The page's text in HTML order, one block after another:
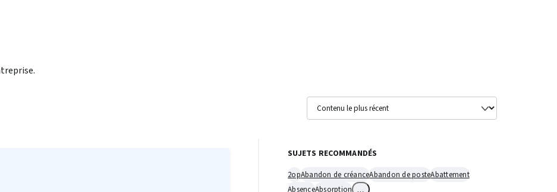
SUJETS RECOMMANDÉS
2opAbandon de créanceAbandon de posteAbattement
AbsenceAbsorption